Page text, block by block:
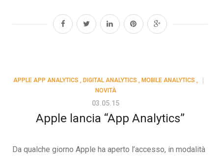
APPLE APP ANALYTICS , DIGITAL ANALYTICS , MOBILE ANALYTICS ,
NOVITÀ
03.05.15
Apple lancia “App Analytics”
Da qualche giorno Apple ha aperto l’accesso, in modalità